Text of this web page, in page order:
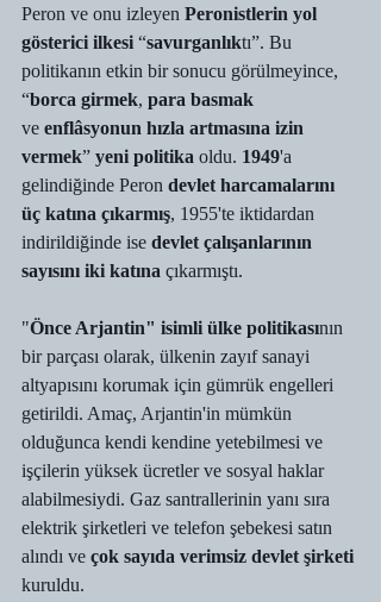
Peron ve onu izleyen Peronistlerin yol
gösterici ilkesi “savurganlıktı”. Bu
politikanın etkin bir sonucu görülmeyince,
“borca ​​girmek, para basmak
ve enflâsyonun hızla artmasına izin
vermek” yeni politika oldu. 1949'a
gelindiğinde Peron devlet harcamalarını
üç katına çıkarmış, 1955'te iktidardan
indirildiğinde ise devlet çalışanlarının
sayısını iki katına çıkarmıştı.
"Önce Arjantin" isimli ülke politikasının
bir parçası olarak, ülkenin zayıf sanayi
altyapısını korumak için gümrük engelleri
getirildi. Amaç, Arjantin'in mümkün
olduğunca kendi kendine yetebilmesi ve
işçilerin yüksek ücretler ve sosyal haklar
alabilmesiydi. Gaz santrallerinin yanı sıra
elektrik şirketleri ve telefon şebekesi satın
alındı ​​ve çok sayıda verimsiz devlet şirketi
kuruldu.